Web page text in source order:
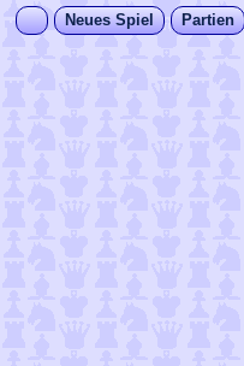
Neues Spiel Partien